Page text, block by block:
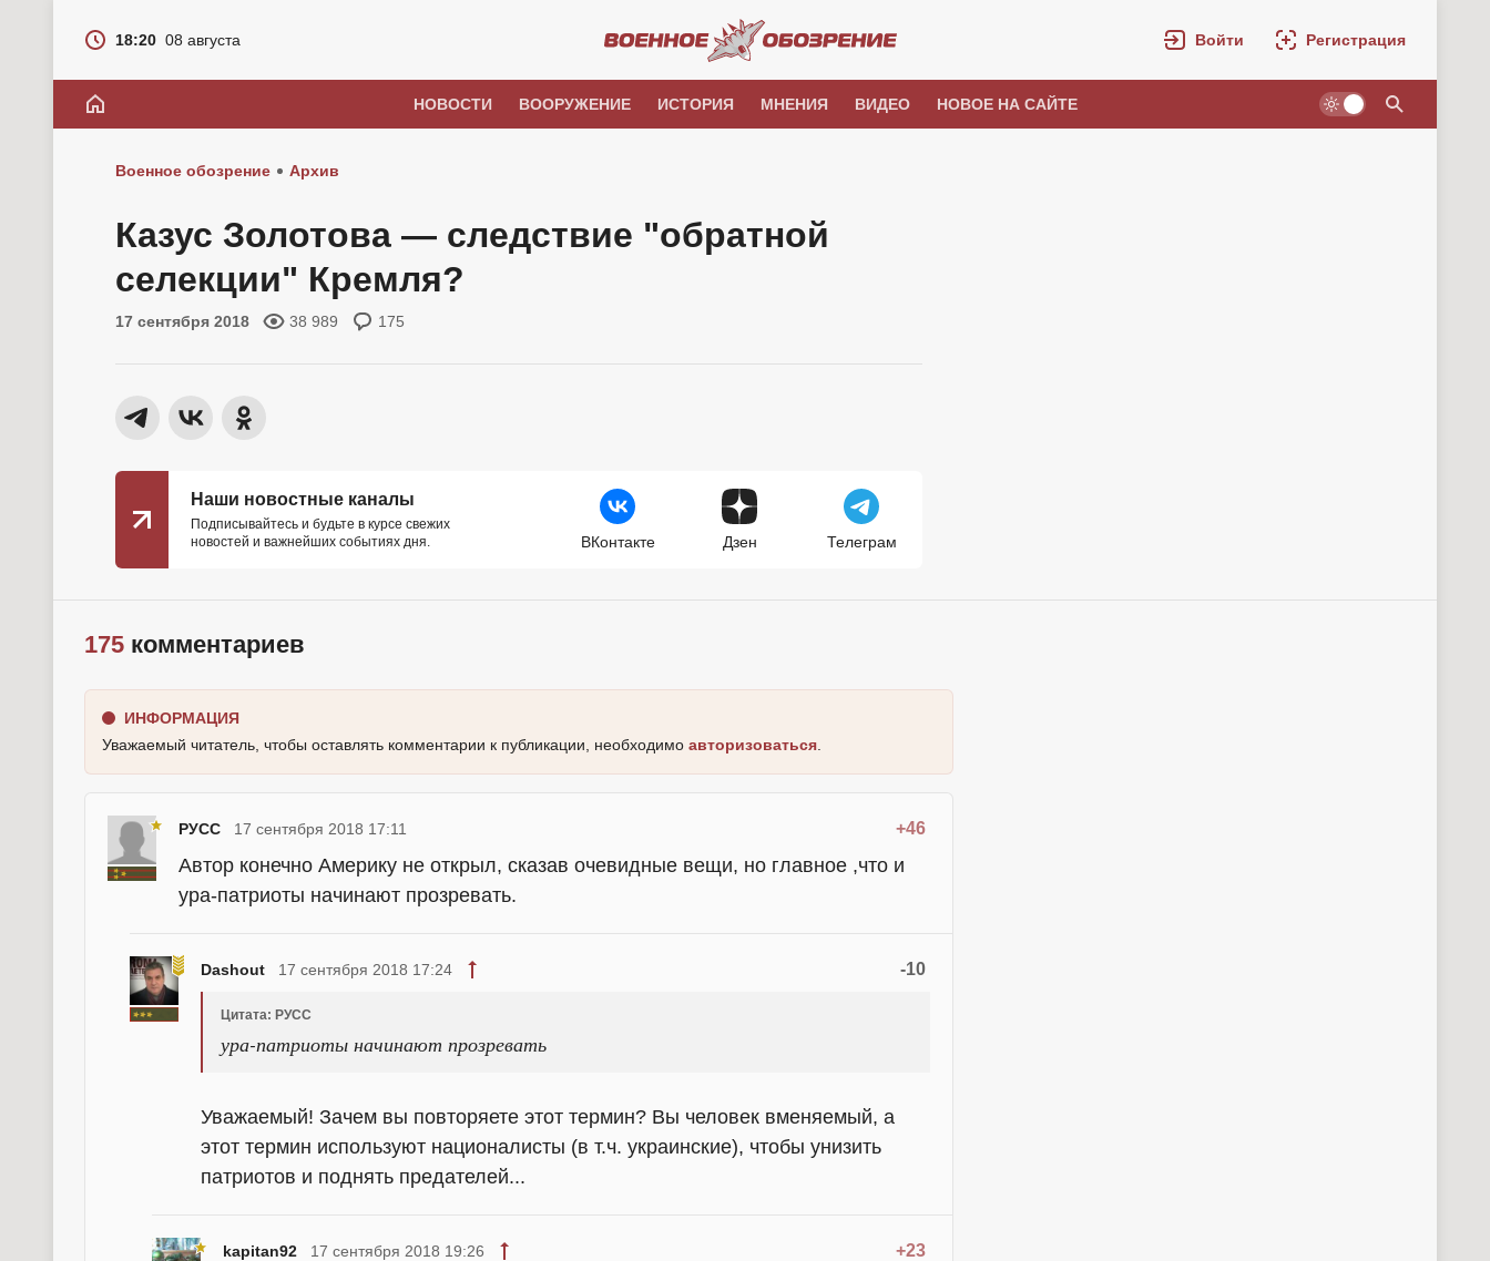
18:20 08 августа Войти Регистрация
НОВОСТИ ВООРУЖЕНИЕ ИСТОРИЯ МНЕНИЯ ВИДЕО НОВОЕ НА САЙТЕ
Военное обозрение Архив
Казус Золотова — следствие "обратной
селекции" Кремля?
17 сентября 2018 38 989 175
Наши новостные каналы
Подписывайтесь и будьте в курсе свежих
новостей и важнейших событиях дня.
ВКонтакте Дзен Телеграм
175 комментариев
ИНФОРМАЦИЯ
Уважаемый читатель, чтобы оставлять комментарии к публикации, необходимо авторизоваться
РУСС +46
17 сентября 2018 17:11
Автор конечно Америку не открыл, сказав очевидные вещи, но главное ,что и
ура-патриоты начинают прозревать.
Dashout -10
17 сентября 2018 17:24
Цитата: РУСС
ура-патриоты начинают прозревать
Уважаемый! Зачем вы повторяете этот термин? Вы человек вменяемый, а
этот термин используют националисты (в т.ч. украинские), чтобы унизить
патриотов и поднять предателей...
kapitan92 +23
17 сентября 2018 19:26